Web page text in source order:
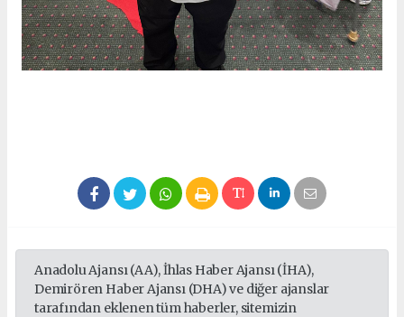
Anadolu Ajansı (AA), İhlas Haber Ajansı (İHA),
Demirören Haber Ajansı (DHA) ve diğer ajanslar
tarafından eklenen tüm haberler, sitemizin